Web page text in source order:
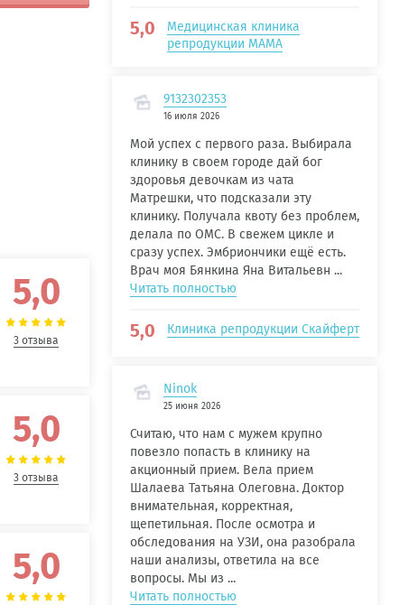
5,0
3 отзыва
5,0
3 отзыва
5,0
5,0
Медицинская клиника
репродукции МАМА
9132302353
16 июля 2026
Мой успех с первого раза. Выбирала
клинику в своем городе дай бог
здоровья девочкам из чата
Матрешки, что подсказали эту
клинику. Получала квоту без проблем,
делала по ОМС. В свежем цикле и
сразу успех. Эмбриончики ещё есть.
Врач моя Бянкина Яна Витальевн ...
Читать полностью
5,0 Клиника репродукции Скайферт
Ninok
25 июня 2026
Считаю, что нам с мужем крупно
повезло попасть в клинику на
акционный прием. Вела прием
Шалаева Татьяна Олеговна. Доктор
внимательная, корректная,
щепетильная. После осмотра и
обследования на УЗИ, она разобрала
наши анализы, ответила на все
вопросы. Мы из ...
Читать полностью